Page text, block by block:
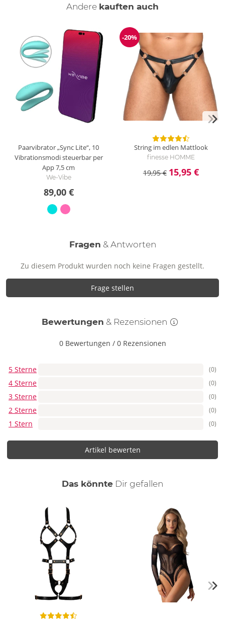
Andere kauften auch
Paarvibrator „Sync Lite“, 10
Vibrationsmodi steuerbar per
App7,5 cm
We-Vibe
89,00 €
Reduzierung
-20%
String im edlen Mattlook
finesse HOMME
19,95 € 15,95 €
Fragen & Antworten
Zu diesem Produkt wurden noch keine Fragen gestellt.
Frage stellen
Bewertungen & Rezensionen
0 Bewertungen / 0 Rezensionen
5 Sterne (0)
4 Sterne (0)
3 Sterne (0)
2 Sterne (0)
1 Stern (0)
Artikel bewerten
Das könnte Dir auch
gefallen